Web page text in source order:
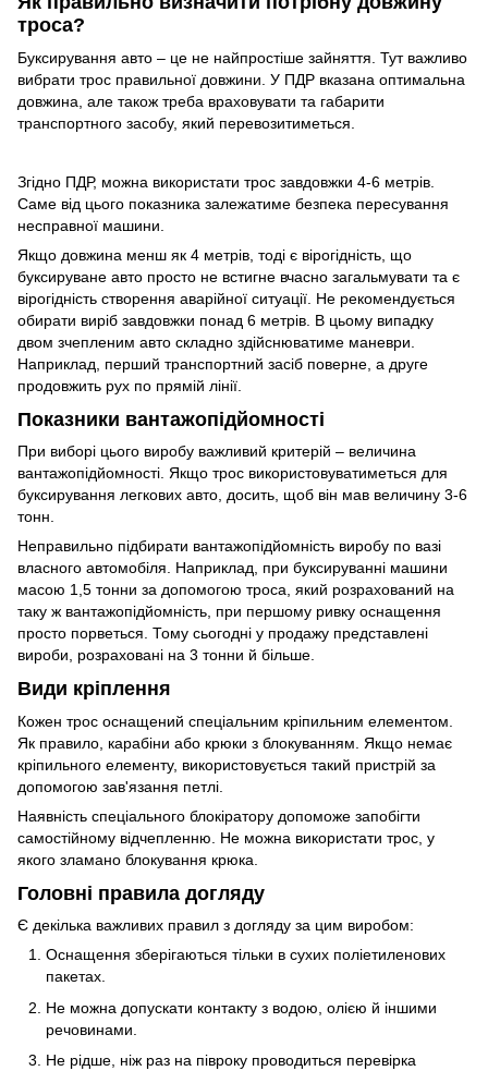
троса?
Буксирування авто – це не найпростіше зайняття. Тут важливо
вибрати трос правильної довжини. У ПДР вказана оптимальна
довжина, але також треба враховувати та габарити
транспортного засобу, який перевозитиметься.
Згідно ПДР, можна використати трос завдовжки 4-6 метрів.
Саме від цього показника залежатиме безпека пересування
несправної машини.
Якщо довжина менш як 4 метрів, тоді є вірогідність, що
буксируване авто просто не встигне вчасно загальмувати та є
вірогідність створення аварійної ситуації. Не рекомендується
обирати виріб завдовжки понад 6 метрів. В цьому випадку
двом зчепленим авто складно здійснюватиме маневри.
Наприклад, перший транспортний засіб поверне, а друге
продовжить рух по прямій лінії.
Показники вантажопідйомності
При виборі цього виробу важливий критерій – величина
вантажопідйомності. Якщо трос використовуватиметься для
буксирування легкових авто, досить, щоб він мав величину 3-6
тонн.
Неправильно підбирати вантажопідйомність виробу по вазі
власного автомобіля. Наприклад, при буксируванні машини
масою 1,5 тонни за допомогою троса, який розрахований на
таку ж вантажопідйомність, при першому ривку оснащення
просто порветься. Тому сьогодні у продажу представлені
вироби, розраховані на 3 тонни й більше.
Види кріплення
Кожен трос оснащений спеціальним кріпильним елементом.
Як правило, карабіни або крюки з блокуванням. Якщо немає
кріпильного елементу, використовується такий пристрій за
допомогою зав'язання петлі.
Наявність спеціального блокіратору допоможе запобігти
самостійному відчепленню. Не можна використати трос, у
якого зламано блокування крюка.
Головні правила догляду
Є декілька важливих правил з догляду за цим виробом:
Оснащення зберігаються тільки в сухих поліетиленових
пакетах.
Не можна допускати контакту з водою, олією й іншими
речовинами.
Не рідше, ніж раз на півроку проводиться перевірка